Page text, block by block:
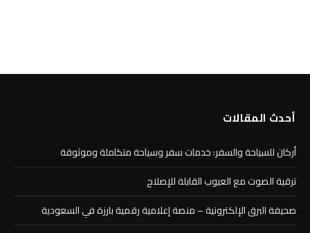
أحدث المقالات
أركان للسياحة والسفر: خدمات سفر وسياحة متكاملة وموثوقة
ترقية الصوت مع العيوب القابلة للإصلاح
صحيفة البرق الإلكترونية – منصة إعلامية رقمية بارزة في السعودية